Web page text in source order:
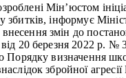
Мін’юстом
збитків, інформує
змін до
20 березня 2022 р. №
Порядку визначення
збройної агресії